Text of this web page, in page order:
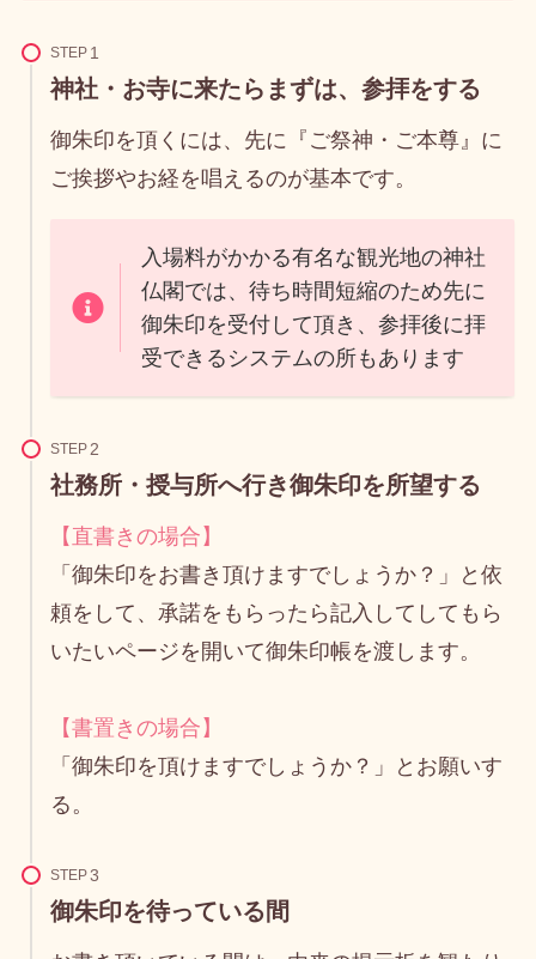
STEP
神社・お寺に来たらまずは、参拝をする
御朱印を頂くには、先に『ご祭神・ご本尊』に
ご挨拶やお経を唱えるのが基本です。
入場料がかかる有名な観光地の神社
仏閣では、待ち時間短縮のため先に
御朱印を受付して頂き、参拝後に拝
受できるシステムの所もあります
STEP
社務所・授与所へ行き御朱印を所望する
【直書きの場合】
「御朱印をお書き頂けますでしょうか？」と依
頼をして、承諾をもらったら記入してしてもら
いたいページを開いて御朱印帳を渡します。
【書置きの場合】
「御朱印を頂けますでしょうか？」とお願いす
る。
STEP
御朱印を待っている間